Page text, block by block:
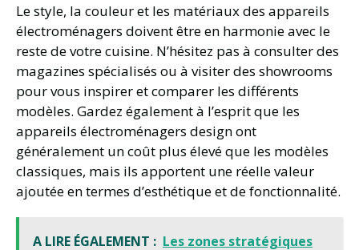
Le style, la couleur et les matériaux des appareils
électroménagers doivent être en harmonie avec le
reste de votre cuisine. N’hésitez pas à consulter des
magazines spécialisés ou à visiter des showrooms
pour vous inspirer et comparer les différents
modèles. Gardez également à l’esprit que les
appareils électroménagers design ont
généralement un coût plus élevé que les modèles
classiques, mais ils apportent une réelle valeur
ajoutée en termes d’esthétique et de fonctionnalité.
A LIRE ÉGALEMENT : Les zones stratégiques